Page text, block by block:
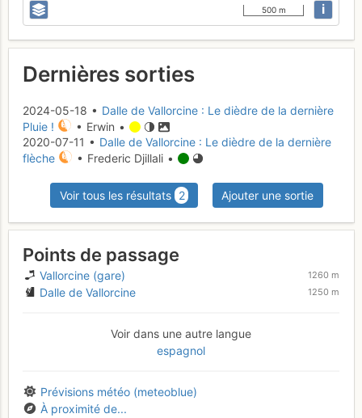
500 m i
Dernières sorties
2024-05-18 • Dalle de Vallorcine : Le dièdre de la dernière
Pluie !
• Erwin •
2020-07-11 • Dalle de Vallorcine : Le dièdre de la dernière
flèche
• Frederic Djillali •
Voir tous les résultats 2 Ajouter une sortie
Points de passage
Vallorcine (gare) 1260 m
Dalle de Vallorcine 1250 m
Voir dans une autre langue
espagnol
Prévisions météo (meteoblue)
À proximité de...